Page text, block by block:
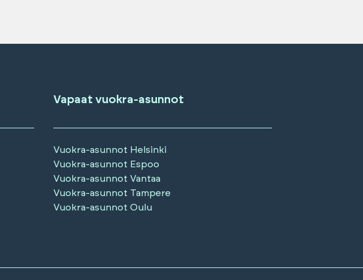
Vapaat vuokra-asunnot
Vuokra-asunnot Helsinki
Vuokra-asunnot Espoo
Vuokra-asunnotVantaa
Vuokra-asunnot Tampere
Vuokra-asunnotOulu